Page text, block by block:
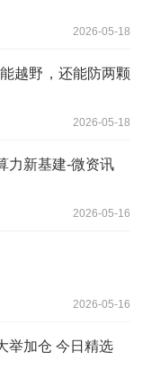
2026-05-18
越野，还能防两颗
2026-05-18
力新基建-微资讯
2026-05-16
2026-05-16
举加仓 今日精选